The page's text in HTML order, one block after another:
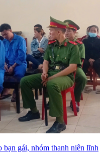
gái, nhóm thanh niên lĩnh